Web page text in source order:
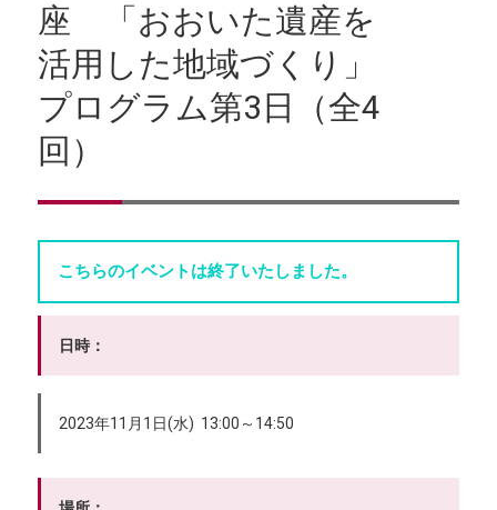
座 「おおいた遺産を
活用した地域づくり」
プログラム第3日（全4
回）
こちらのイベントは終了いたしました。
日時：
2023年11月1日(水) 13:00～14:50